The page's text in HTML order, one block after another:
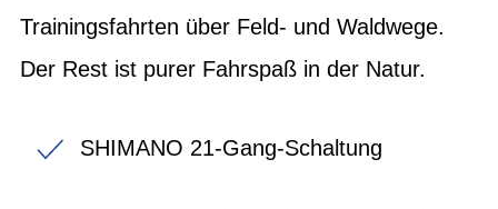
Trainingsfahrten über Feld- und Waldwege.
Der Rest ist purer Fahrspaß in der Natur.
SHIMANO 21-Gang-Schaltung